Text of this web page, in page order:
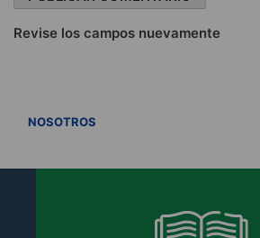
Revise los campos nuevamente
NOSOTROS